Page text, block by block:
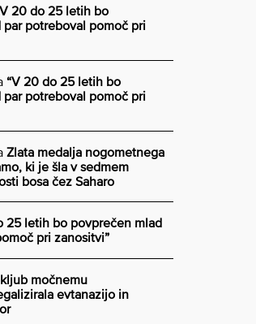
20 do 25 letih bo
par potreboval pomoč pri
“V 20 do 25 letih bo
par potreboval pomoč pri
Zlata medalja nogometnega
ki je šla v sedmem
bosa čez Saharo
25 letih bo povprečen mlad
pri zanositvi”
močnemu
evtanazijo in